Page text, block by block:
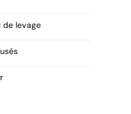
de levage